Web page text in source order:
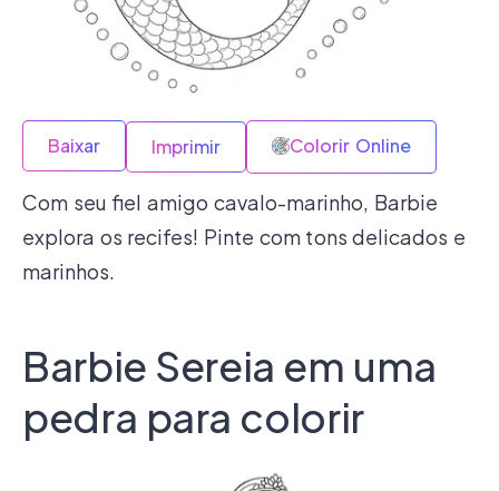
Baixar Imprimir Colorir Online
Com seu fiel amigo cavalo-marinho, Barbie
explora os recifes! Pinte com tons delicados e
marinhos.
Barbie Sereia em uma
pedra para colorir